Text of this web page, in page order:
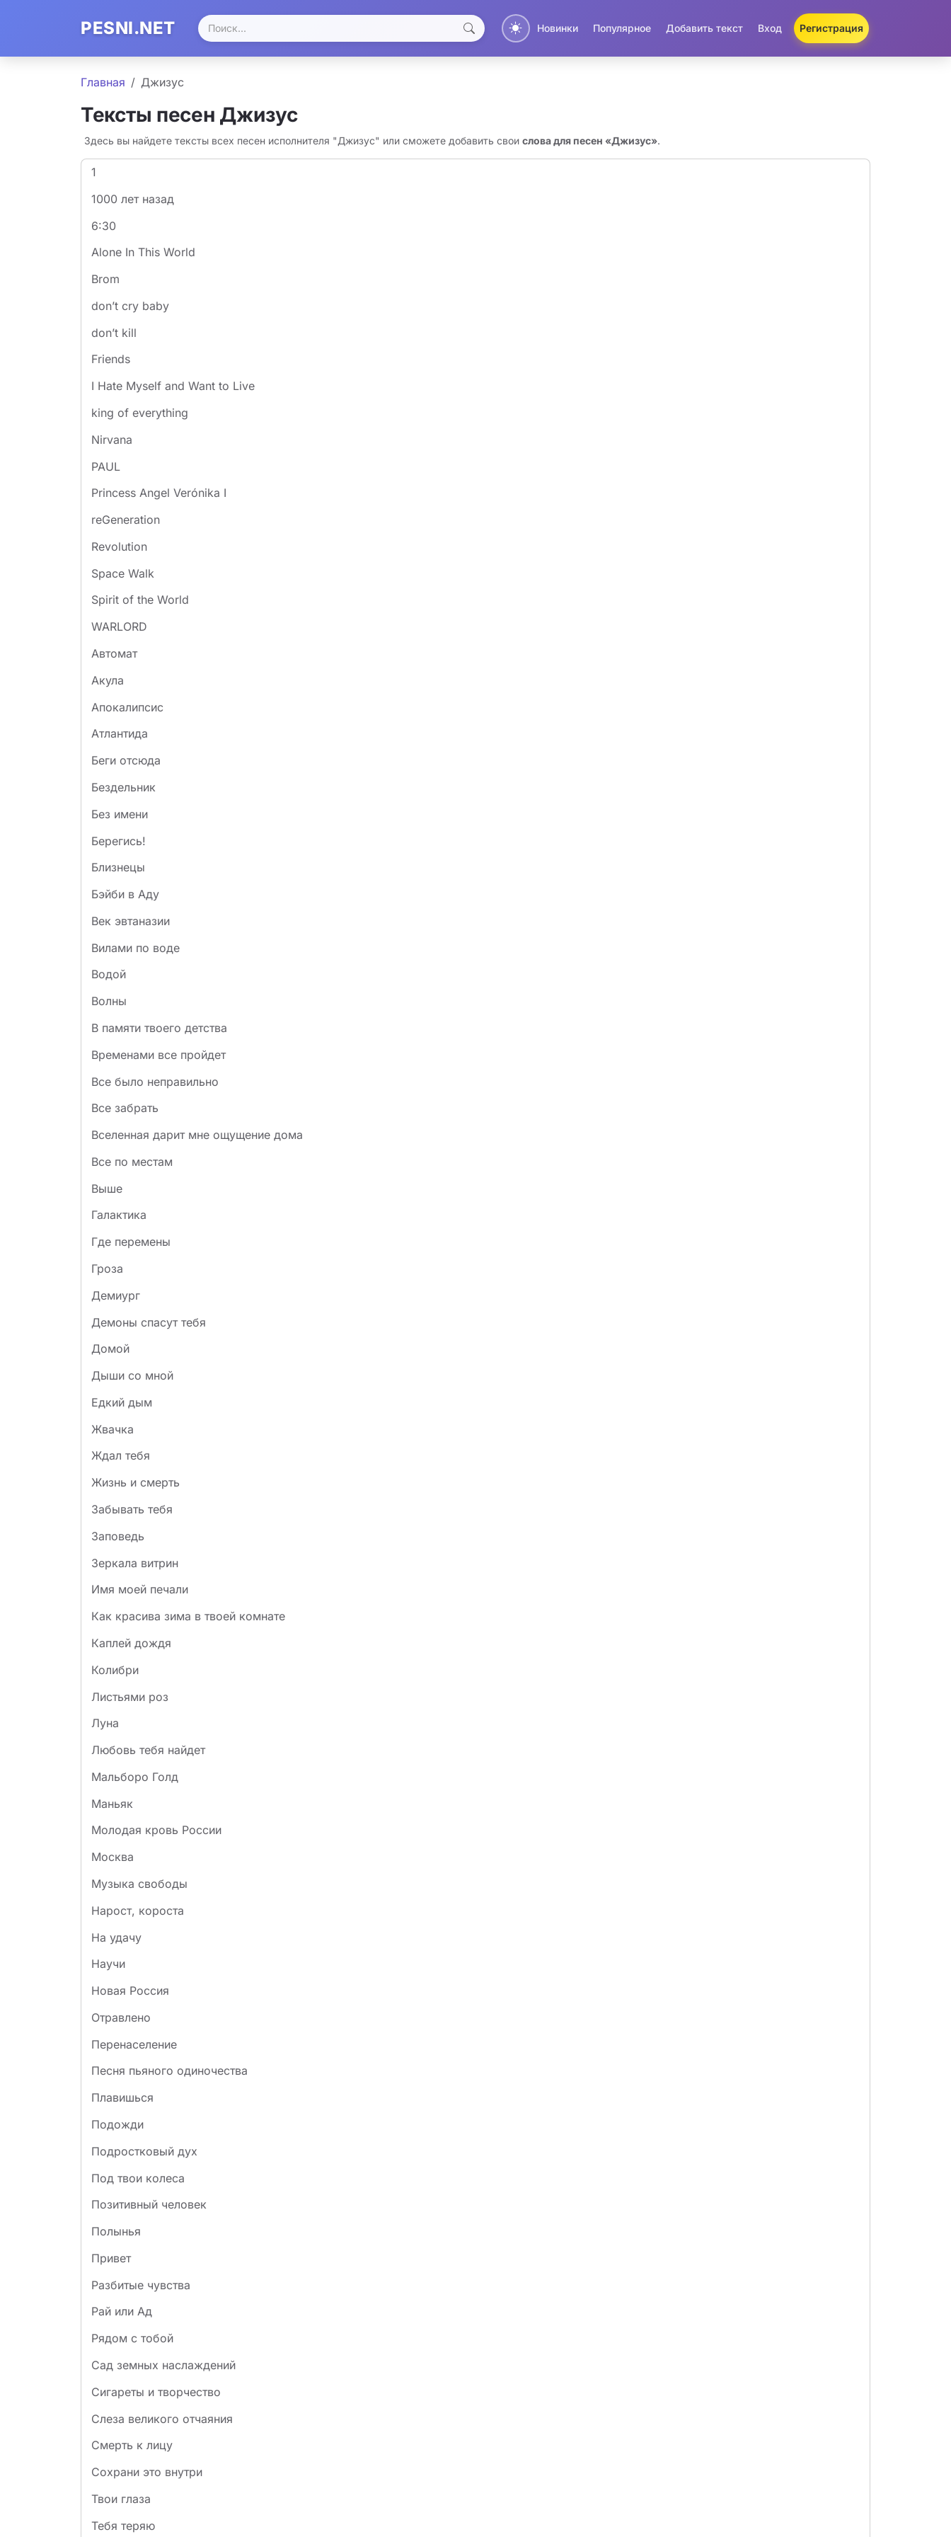
PESNI.NET Новинки Популярное Добавить текст Вход Регистрация
Главная Джизус
Тексты песен Джизус
Здесь вы найдете тексты всех песен исполнителя "Джизус" или сможете добавить свои слова для песен «Джизус».
1
1000 лет назад
6:30
Alone In This World
Brom
​don’t cry baby
don’t kill
Friends
I Hate Myself and Want to Live
king of everything
Nirvana
PAUL
Princess Angel Verónika I
​reGeneration
Revolution
Space Walk
Spirit of the World
WARLORD
Автомат
Акула
Апокалипсис
Атлантида
Беги отсюда
Бездельник
Без имени
Берегись!
Близнецы
Бэйби в Аду
Век эвтаназии
Вилами по воде
Водой
Волны
В памяти твоего детства
Временами все пройдет
Все было неправильно
Все забрать
Вселенная дарит мне ощущение дома
Все по местам
Выше
Галактика
Где перемены
Гроза
Демиург
Демоны спасут тебя
Домой
Дыши со мной
Едкий дым
Жвачка
Ждал тебя
Жизнь и смерть
Забывать тебя
Заповедь
Зеркала витрин
Имя моей печали
Как красива зима в твоей комнате
Каплей дождя
Колибри
Листьями роз
Луна
Любовь тебя найдет
Мальборо Голд
Маньяк
Молодая кровь России
Москва
Музыка свободы
Нарост, короста
На удачу
Научи
Новая Россия
Отравлено
Перенаселение
Песня пьяного одиночества
Плавишься
Подожди
Подростковый дух
Под твои колеса
Позитивный человек
Полынья
Привет
Разбитые чувства
Рай или Ад
Рядом с тобой
Сад земных наслаждений
Сигареты и творчество
Слеза великого отчаяния
Смерть к лицу
Сохрани это внутри
Твои глаза
Тебя теряю